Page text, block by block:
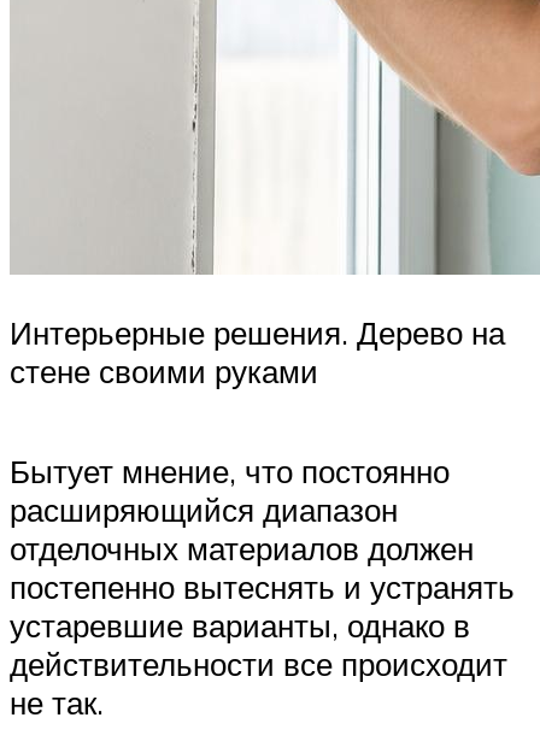
Интерьерные решения. Дерево на
стене своими руками
Бытует мнение, что постоянно
расширяющийся диапазон
отделочных материалов должен
постепенно вытеснять и устранять
устаревшие варианты, однако в
действительности все происходит
не так.